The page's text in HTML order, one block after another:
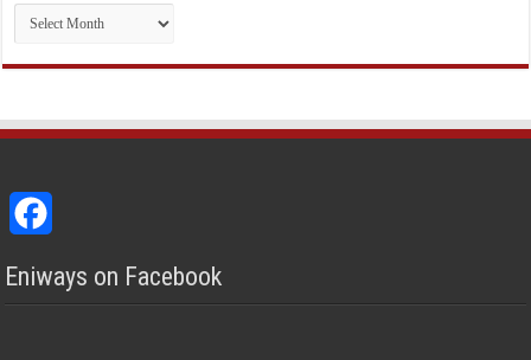
Archives
Eniways on Facebook